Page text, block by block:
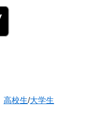
高校生/大学生